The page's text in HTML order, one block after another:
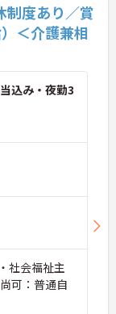
制度あり／賞
＜介護兼相
込み・夜勤3
社会福祉主
可：普通自